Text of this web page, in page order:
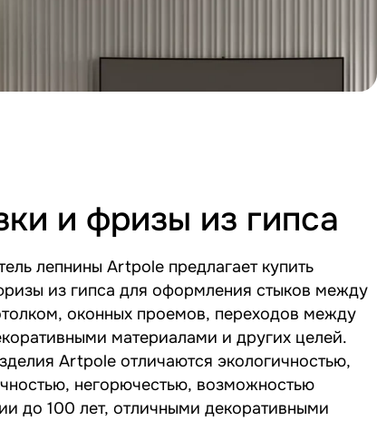
и фризы из гипса
лепнины Artpole предлагает купить
из гипса для оформления стыков между
оконных проемов, переходов между
материалами и других целей.
Artpole отличаются экологичностью,
негорючестью, возможностью
до 100 лет, отличными декоративными